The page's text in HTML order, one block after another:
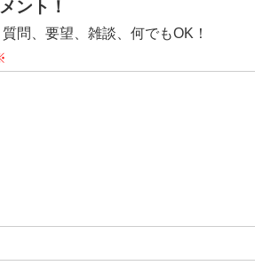
ント！
問、要望、雑談、何でもOK！